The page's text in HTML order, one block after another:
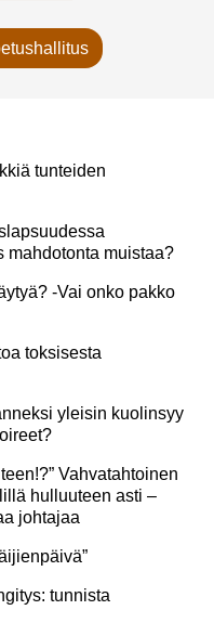
tunteiden
mahdotonta muistaa?
-Vai onko pakko
toksisesta
yleisin kuolinsyy
Vahvatahtoinen
hulluuteen asti –
johtajaa
tunnista